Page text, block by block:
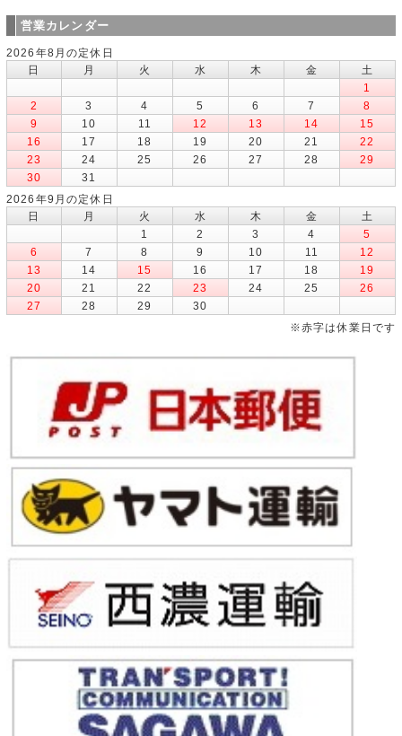
営業カレンダー
2026年8月の定休日
日
月 火 水 木 金
土
1
2
3 4 5 6 7
8
9
10 11 12 13 14
15
16
17 18 19 20 21
22
23
24 25 26 27 28
29
30
31
2026年9月の定休日
日
月 火 水 木 金
土
1
2 3 4
5
6
7 8 9 10 11
12
13
14 15 16 17 18
19
20
21 22 23 24 25
26
27
28 29
30
※赤字は休業日です